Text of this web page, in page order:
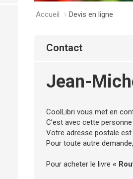
Accueil Devis en ligne
contact
Jean-
CoolLibri vous met en
C’est avec cette
Votre adresse postale est
Pour toute autre
Pour acheter le livre «